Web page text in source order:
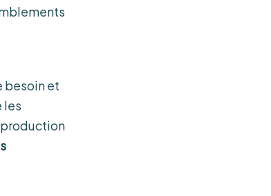
besoin et
les
production